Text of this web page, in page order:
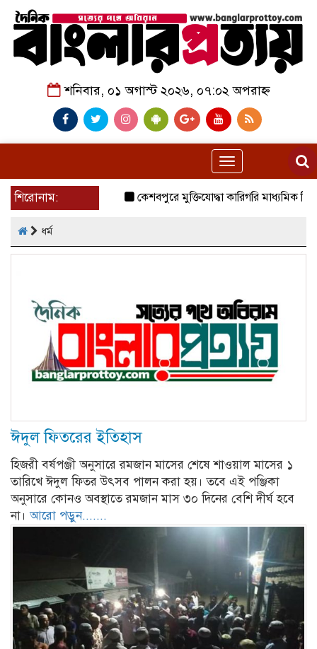
শনিবার, ০১ অগাস্ট ২০২৬, ০৭:০২ অপরাহ্ন
Toggle
navigation
শিরোনাম:
কেশবপুরে মুক্তিযোদ্ধা কারিগরি মাধ্যমিক
ধর্ম
ঈদুল ফিতরের ইতিহাস
হিজরী বর্ষপঞ্জী অনুসারে রমজান মাসের শেষে শাওয়াল মাসের ১
তারিখে ঈদুল ফিতর উৎসব পালন করা হয়। তবে এই পঞ্জিকা
অনুসারে কোনও অবস্থাতে রমজান মাস ৩০ দিনের বেশি দীর্ঘ হবে
না।আরো পড়ুন.......